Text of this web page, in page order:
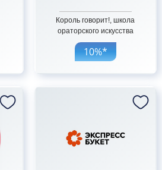
Король говорит!, школа
ораторского искусства
10%*